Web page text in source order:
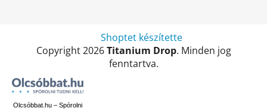
Shoptet készítette
Copyright 2026Titanium Drop. Minden jog
fenntartva.
Olcsóbbat.hu – Spórolni